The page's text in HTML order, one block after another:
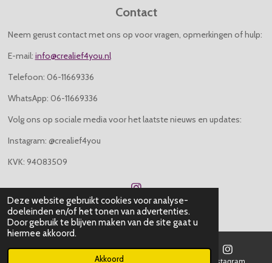
Deze website gebruikt cookies voor analyse-
doeleinden en/of het tonen van advertenties.
Door gebruik te blijven maken van de site gaat u
hiermee akkoord.
Akkoord
Contact
Neem gerust contact met ons op voor vragen, opmerkingen of hulp:
E-mail: info@crealief4you.nl
Telefoon: 06-11669336
WhatsApp: 06-11669336
Volg ons op sociale media voor het laatste nieuws en updates:
Instagram: @crealief4you
KVK: 94083509
n
s
t
g
© 2026 Crealief4you